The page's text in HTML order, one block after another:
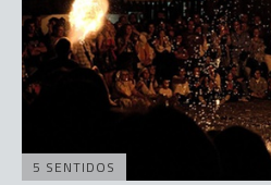
5 SENTIDOS